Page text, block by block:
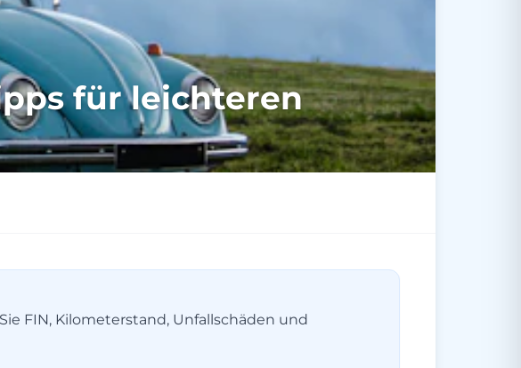
für leichteren
FIN, Kilometerstand, Unfallschäden und